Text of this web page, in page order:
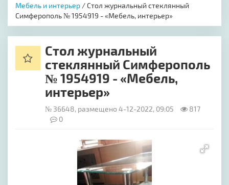
Мебель и интерьер / Стол журнальный стеклянный
Симферополь № 1954919 - «Мебель, интерьер»
Стол журнальный
стеклянный Симферополь
№ 1954919 - «Мебель,
интерьер»
№ 36648, размещено 4-12-2022, 09:05
817
0